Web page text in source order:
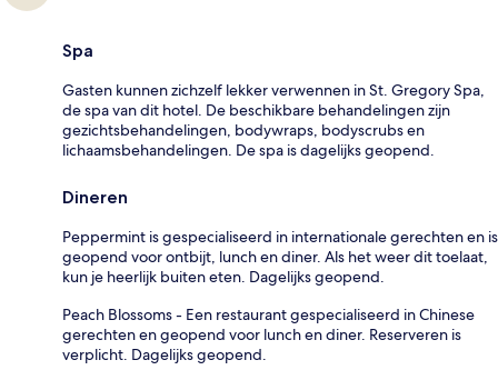
Spa
Gasten kunnen zichzelf lekker verwennen in St. Gregory Spa,
de spa van dit hotel. De beschikbare behandelingen zijn
gezichtsbehandelingen, bodywraps, bodyscrubs en
lichaamsbehandelingen. De spa is dagelijks geopend.
Dineren
Peppermint is gespecialiseerd in internationale gerechten en is
geopend voor ontbijt, lunch en diner. Als het weer dit toelaat,
kun je heerlijk buiten eten. Dagelijks geopend.
Peach Blossoms - Een restaurant gespecialiseerd in Chinese
gerechten en geopend voor lunch en diner. Reserveren is
verplicht. Dagelijks geopend.